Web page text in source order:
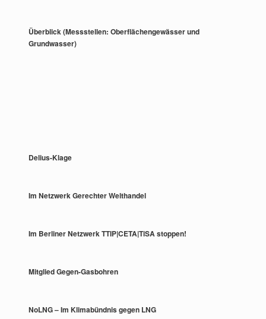
Überblick (Messstellen: Oberflächengewässer und
Grundwasser)
Delius-Klage
Im Netzwerk Gerechter Welthandel
Im Berliner Netzwerk TTIP|CETA|TiSA stoppen!
Mitglied Gegen-Gasbohren
NoLNG – Im Klimabündnis gegen LNG